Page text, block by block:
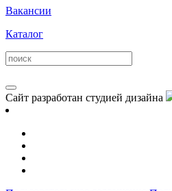
Вакансии
Каталог
Сайт разработан студией дизайна